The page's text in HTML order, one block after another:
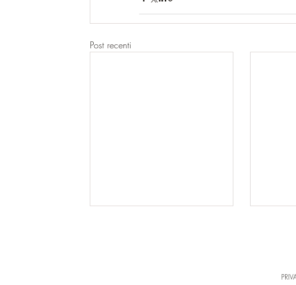
Post recenti